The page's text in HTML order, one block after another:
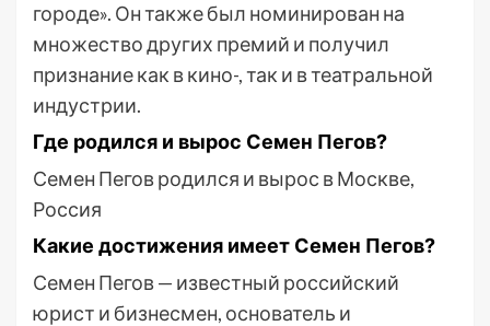
городе». Он также был номинирован на
множество других премий и получил
признание как в кино-, так и в театральной
индустрии.
Где родился и вырос Семен Пегов?
Семен Пегов родился и вырос в Москве,
Россия
Какие достижения имеет Семен Пегов?
Семен Пегов — известный российский
юрист и бизнесмен, основатель и